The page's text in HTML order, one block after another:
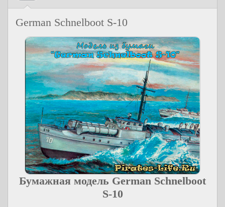
German Schnelboot S-10
Бумажная модель German Schnelboot
S-10